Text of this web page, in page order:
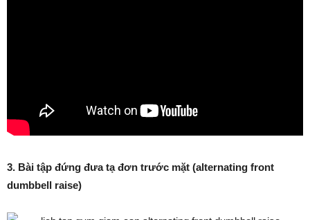
3. Bài tập đứng đưa tạ đơn trước mặt (alternating front
dumbbell raise)